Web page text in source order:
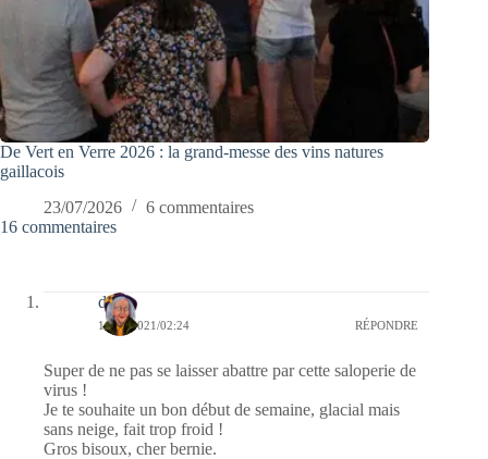
De Vert en Verre 2026 : la grand-messe des vins natures
gaillacois
23/07/2026
6 commentaires
16 commentaires
dom
11/01/2021/02:24 RÉPONDRE
Super de ne pas se laisser abattre par cette saloperie de
virus !
Je te souhaite un bon début de semaine, glacial mais
sans neige, fait trop froid !
Gros bisoux, cher bernie.